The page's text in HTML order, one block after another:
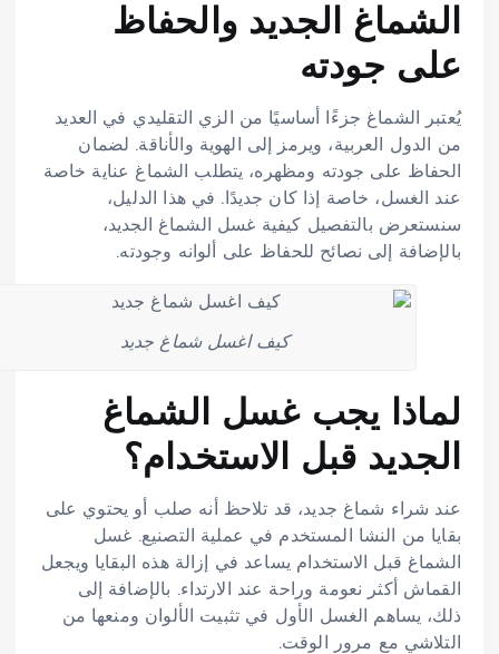
الشماغ الجديد والحفاظ
على جودته
يُعتبر الشماغ جزءًا أساسيًا من الزي التقليدي في العديد
من الدول العربية، ويرمز إلى الهوية والأناقة. لضمان
الحفاظ على جودته ومظهره، يتطلب الشماغ عناية خاصة
عند الغسل، خاصة إذا كان جديدًا. في هذا الدليل،
سنستعرض بالتفصيل كيفية غسل الشماغ الجديد،
بالإضافة إلى نصائح للحفاظ على ألوانه وجودته.
كيف اغسل شماغ جديد
لماذا يجب غسل الشماغ
الجديد قبل الاستخدام؟
عند شراء شماغ جديد، قد تلاحظ أنه صلب أو يحتوي على
بقايا من النشا المستخدم في عملية التصنيع. غسل
الشماغ قبل الاستخدام يساعد في إزالة هذه البقايا ويجعل
القماش أكثر نعومة وراحة عند الارتداء. بالإضافة إلى
ذلك، يساهم الغسل الأول في تثبيت الألوان ومنعها من
التلاشي مع مرور الوقت.